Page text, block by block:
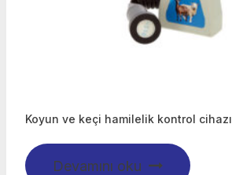
Koyun ve keçi hamilelik kontrol cihazı
Devamını oku